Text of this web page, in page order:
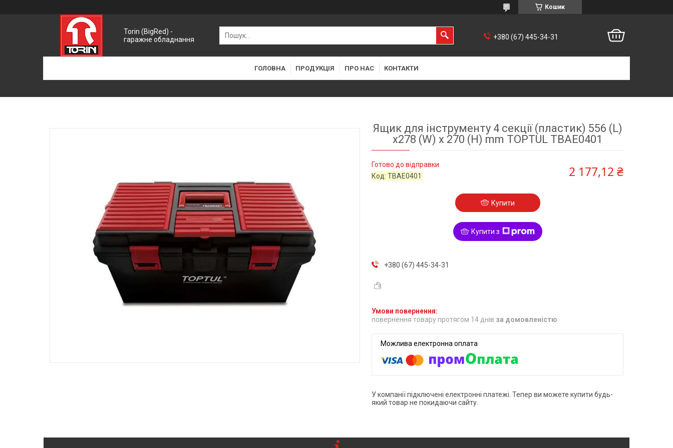
Кошик
Torin (BigRed) -
гаражне обладнання
+380 (67) 445-34-31
ГОЛОВНА ПРОДУКЦІЯ ПРО НАС КОНТАКТИ
Ящик для інструменту 4 секції (пластик) 556 (L)
x278 (W) x 270 (H) mm TOPTUL TBAE0401
Готово до відправки
Код:TBAE0401 2 177,12 ₴
Купити
Купити з
+380 (67) 445-34-31
повернення товару протягом 14 днів за домовленістю
У компанії підключені електронні платежі. Тепер ви можете купити будь-
який товар не покидаючи сайту.